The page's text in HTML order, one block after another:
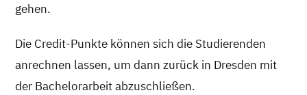
gehen.
Die Credit-Punkte können sich die Studierenden
anrechnen lassen, um dann zurück in Dresden mit
der Bachelorarbeit abzuschließen.